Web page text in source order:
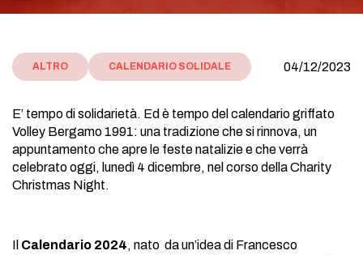
ALTRO CALENDARIO SOLIDALE 04/12/2023
E’ tempo di solidarietà. Ed è tempo del calendario griffato
Volley Bergamo 1991: una tradizione che si rinnova, un
appuntamento che apre le feste natalizie e che verrà
celebrato oggi, lunedì 4 dicembre, nel corso della Charity
Christmas Night.
Il Calendario 2024, nato da un’idea di Francesco